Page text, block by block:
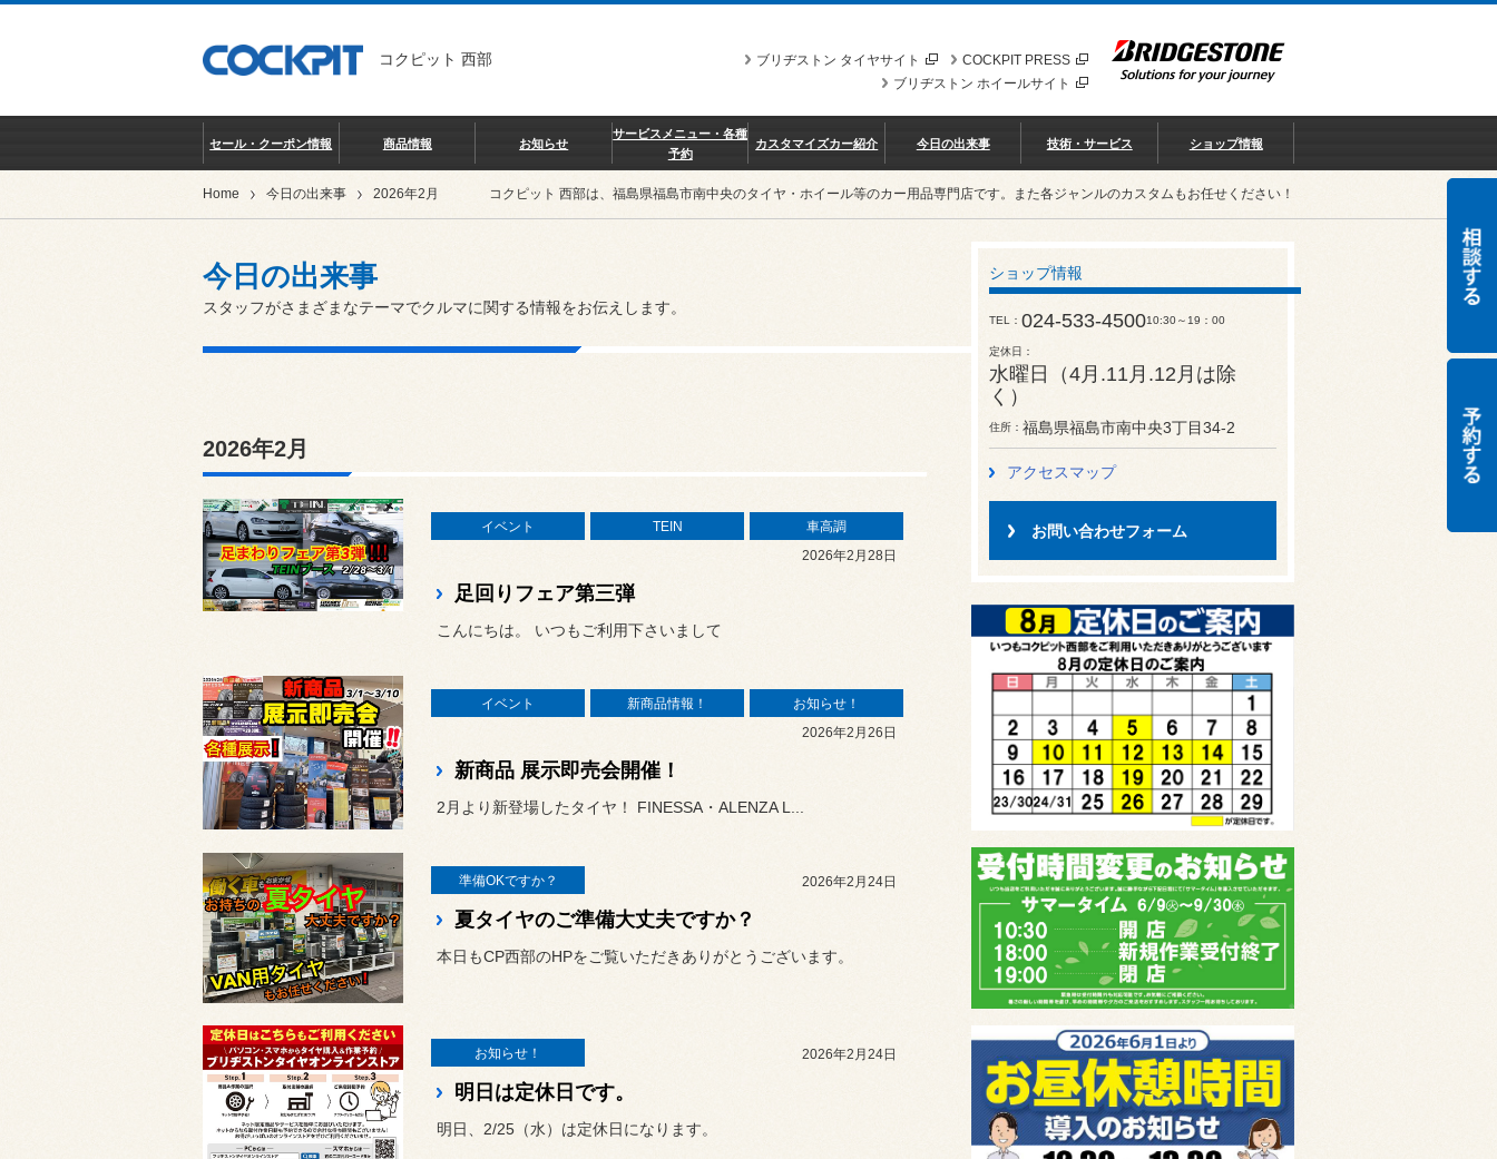
コクピット 西部 COCKPIT PRESS
ブリヂストン タイヤサイト
ブリヂストン ホイールサイト
セール・クーポン情報 商品情報 お知らせ
サービスメニュー・各種
予約
カスタマイズカー紹介 今日の出来事 技術・サービス ショップ情報
Home 今日の出来事 2026年2月 コクピット 西部は、福島県福島市南中央のタイヤ・ホイール等のカー用品専門店です。また各ジャンルのカスタムもお任せください！
今日の出来事
スタッフがさまざまなテーマでクルマに関する情報をお伝えします。
2026年2月
イベント TEIN
車高調
2026年2月28日
足回りフェア第三弾
こんにちは。 いつもご利用下さいまして
イベント 新商品情報！
お知らせ！
2026年2月26日
新商品 展示即売会開催！
2月より新登場したタイヤ！ FINESSA・ALENZA L...
準備OKですか？ 2026年2月24日
夏タイヤのご準備大丈夫ですか？
本日もCP西部のHPをご覧いただきありがとうございます。
お知らせ！ 2026年2月24日
明日は定休日です。
明日、2/25（水）は定休日になります。
ショップ情報
TEL 024-533-450010:30～19：00
定休日
水曜日（4月.11月.12月は除
く）
住所 福島県福島市南中央3丁目34-2
アクセスマップ
お問い合わせフォーム